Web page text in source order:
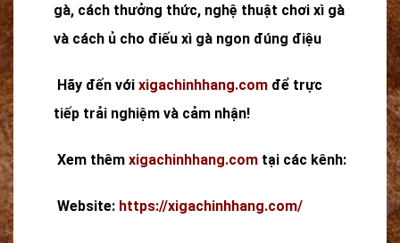
gà, cách thưởng thức, nghệ thuật chơi xì gà
và cách ủ cho điếu xì gà ngon đúng điệu
Hãy đến với xigachinhhang.com để trực
tiếp trải nghiệm và cảm nhận!
Xem thêm xigachinhhang.com tại các kênh:
Website: https://xigachinhhang.com/